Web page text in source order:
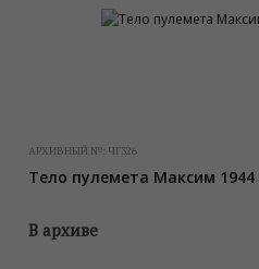
АРХИВНЫЙ №: ЧГ326
Тело пулемета Максим
В архиве